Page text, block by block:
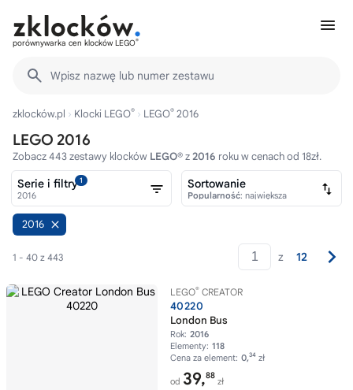
porównywarka cen klocków LEGO®
Wpisz nazwę lub numer zestawu
zklocków.pl Klocki LEGO® LEGO® 2016
LEGO 2016
Zobacz 443 zestawy klocków LEGO®z2016 roku w cenach od 18zł.
2016
1 - 40 z 443 z 12
LEGO® CREATOR
40220
London Bus
Rok: 2016
Elementy: 118
Cena za element: 0,34 zł
od 39,88
zł
Serie i filtry1
2016
Sortowanie
Popularność: największa